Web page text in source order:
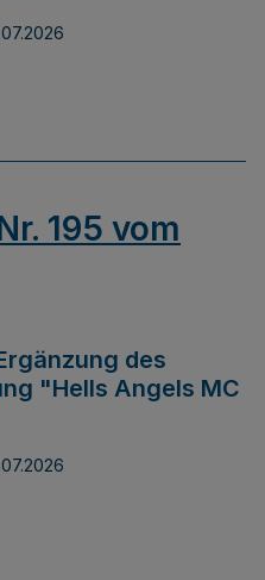
195 vom
des
"Hells Angels MC